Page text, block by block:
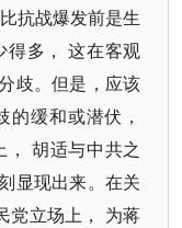
抗战爆发前是生
得多， 这在客观
歧。但是，应该
缓和或潜伏，
胡适与中共之
显现出来。在关
党立场上， 为蒋